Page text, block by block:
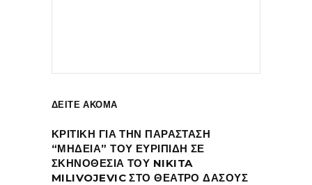
ΔΕΙΤΕ ΑΚΟΜΑ
ΚΡΙΤΙΚΗ ΓΙΑ ΤΗΝ ΠΑΡΑΣΤΑΣΗ
“ΜΗΔΕΙΑ” ΤΟΥ ΕΥΡΙΠΙΔΗ ΣΕ
ΣΚΗΝΟΘΕΣΙΑ ΤΟΥ NIKITA
MILIVOJEVIC ΣΤΟ ΘΕΑΤΡΟ ΔΑΣΟΥΣ